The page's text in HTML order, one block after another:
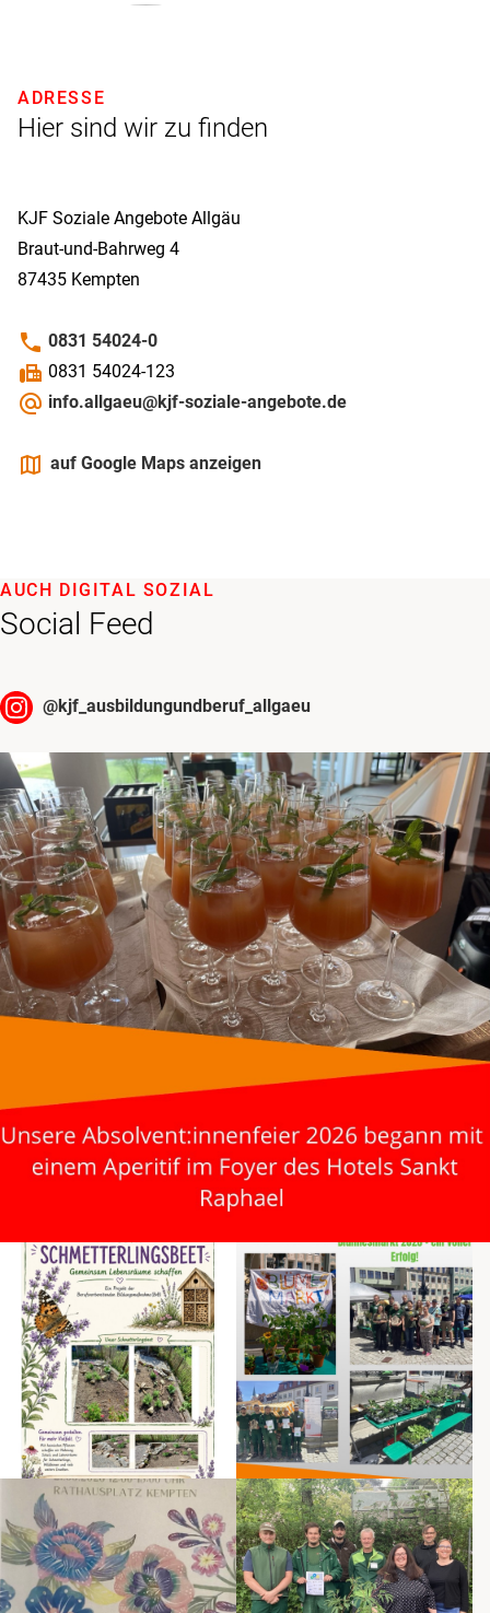
Hier sind wir zu finden
ADRESSE
KJF Soziale Angebote Allgäu
Braut-und-Bahrweg 4
87435 Kempten
phone 0831 54024-0
fax 0831 54024-123
alternate_email info.allgaeu@kjf-soziale-angebote.de
mapsauf Google Maps anzeigen
Social Feed
AUCH DIGITAL SOZIAL
@kjf_ausbildungundberuf_allgaeu